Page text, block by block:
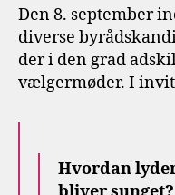
Den 8. september
diverse
der i den grad
vælgermøder. I
Hvordan